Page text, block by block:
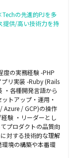
の先進的PJを多
提供/高い技術力を持
度の実務経験 -PHP
リ実装 -Ruby (Rails
・各種開発言語から
トアップ・運用・
Azure / GCP)の操作
験 ・リーダーとし
プロダクトの品質向
対する技術的な理解
境の構築や本番環